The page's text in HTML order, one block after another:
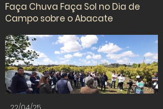
Faça Chuva Faça Sol no Dia de
Campo sobre o Abacate